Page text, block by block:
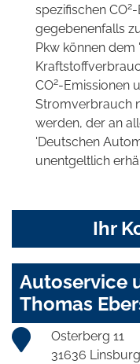
spezifischen CO2-
gegebenenfalls
Pkw können
CO2-Emissionen
Stromverbrauch
werden, der an
'Deutschen
unentgeltlich
Ihr
Autoservice
Thomas
Osterberg 11
31636 Linsburg